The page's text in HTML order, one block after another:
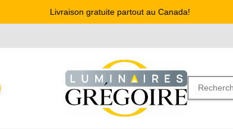
Livraison gratuite partout au Canada!